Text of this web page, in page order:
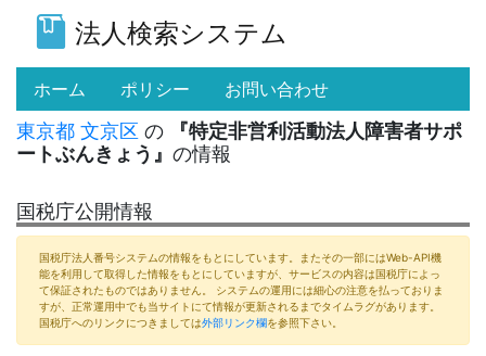
法人検索システム
ホーム (current)
ポリシー お問い合わせ
東京都 文京区 の
『特定非営利活動法人障害者サポ
ートぶんきょう』 の情報
国税庁公開情報
国税庁法人番号システムの情報をもとにしています。またその一部にはWeb-API機
能を利用して取得した情報をもとにしていますが、サービスの内容は国税庁によっ
て保証されたものではありません。 システムの運用には細心の注意を払っておりま
すが、正常運用中でも当サイトにて情報が更新されるまでタイムラグがあります。
国税庁へのリンクにつきましては外部リンク欄を参照下さい。